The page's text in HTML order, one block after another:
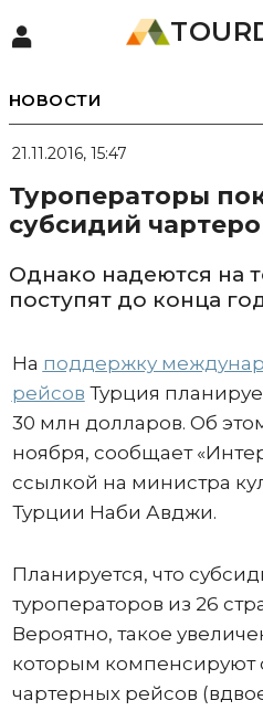
НОВОСТИ
21.11.2016, 15:47
Туроператоры
субсидий
Однако надеются на
поступят до конца
На поддержку
рейсов Турция
30 млн долларов. Об
ноября, сообщает
ссылкой на министра
Турции Наби Авджи.
Планируется, что
туроператоров из 26
Вероятно, такое
которым компенсируют
чартерных рейсов